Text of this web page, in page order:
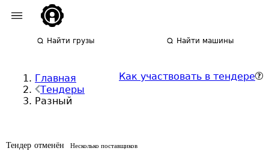
Найти грузы Найти машины
Главная
Тендеры
Разный
Как участвовать в тендере
Тендер отменён Несколько поставщиков